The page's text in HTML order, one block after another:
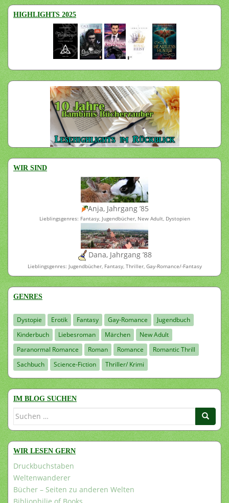
HIGHLIGHTS 2025
WIR SIND
Anja, Jahrgang ’85
Lieblingsgenres: Fantasy, Jugendbücher, New Adult, Dystopien
Dana, Jahrgang ’88
Lieblingsgenres: Jugendbücher, Fantasy, Thriller, Gay-Romance/-Fantasy
GENRES
Dystopie Erotik Fantasy Gay-Romance
Jugendbuch
Kinderbuch
Liebesroman Märchen
New Adult
Paranormal Romance
Roman Romance
Romantic Thrill
Sachbuch
Science-Fiction Thriller/ Krimi
IM BLOG SUCHEN
Suchen
WIR LESEN GERN
Druckbuchstaben
Weltenwanderer
Bücher – Seiten zu anderen Welten
Bibliophilie of Books